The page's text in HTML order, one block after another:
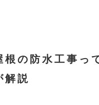
根の防水工事っ
解説